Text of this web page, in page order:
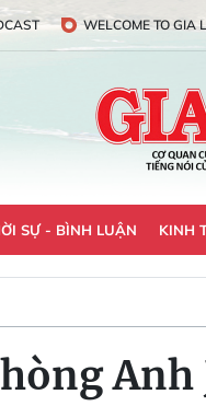
WELCOME TO GIA
SỰ - BÌNH LUẬN KINH